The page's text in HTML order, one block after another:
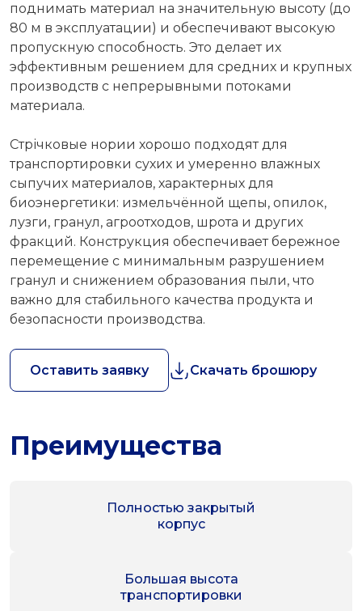
поднимать материал на значительную высоту (до
80 м в эксплуатации) и обеспечивают высокую
пропускную способность. Это делает их
эффективным решением для средних и крупных
производств с непрерывными потоками
материала.
Стрічковые нории хорошо подходят для
транспортировки сухих и умеренно влажных
сыпучих материалов, характерных для
биоэнергетики: измельчённой щепы, опилок,
лузги, гранул, агроотходов, шрота и других
фракций. Конструкция обеспечивает бережное
перемещение с минимальным разрушением
гранул и снижением образования пыли, что
важно для стабильного качества продукта и
безопасности производства.
Оставить заявку Скачать брошюру
Преимущества
Полностью закрытый
корпус
Большая высота
транспортировки